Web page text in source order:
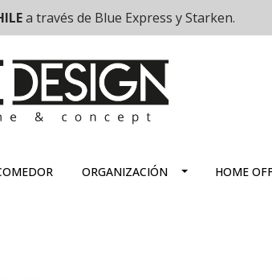
a través de Blue Express y Starken.
ORGANIZACIÓN HOME